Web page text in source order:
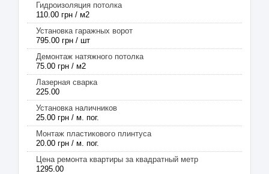
Гидроизоляция потолка
110.00 грн / м2
Установка гаражных ворот
795.00 грн / шт
Демонтаж натяжного потолка
75.00 грн / м2
Лазерная сварка
225.00
Установка наличников
25.00 грн / м. пог.
Монтаж пластикового плинтуса
20.00 грн / м. пог.
Цена ремонта квартиры за квадратный метр
1295.00